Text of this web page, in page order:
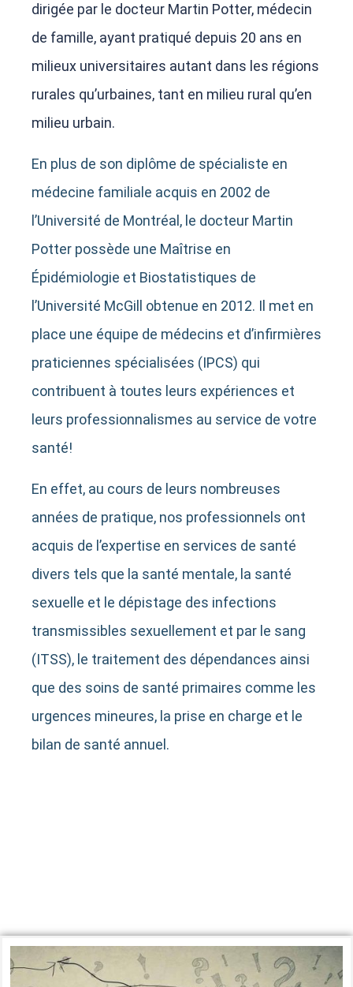
dirigée par le docteur Martin Potter, médecin
de famille, ayant pratiqué depuis 20 ans en
milieux universitaires autant dans les régions
rurales qu’urbaines, tant en milieu rural qu’en
milieu urbain.
En plus de son diplôme de spécialiste en
médecine familiale acquis en 2002 de
l’Université de Montréal, le docteur Martin
Potter possède une Maîtrise en
Épidémiologie et Biostatistiques de
l’Université McGill obtenue en 2012. Il met en
place une équipe de médecins et d’infirmières
praticiennes spécialisées (IPCS) qui
contribuent à toutes leurs expériences et
leurs professionnalismes au service de votre
santé!
En effet, au cours de leurs nombreuses
années de pratique, nos professionnels ont
acquis de l’expertise en services de santé
divers tels que la santé mentale, la santé
sexuelle et le dépistage des infections
transmissibles sexuellement et par le sang
(ITSS), le traitement des dépendances ainsi
que des soins de santé primaires comme les
urgences mineures, la prise en charge et le
bilan de santé annuel.